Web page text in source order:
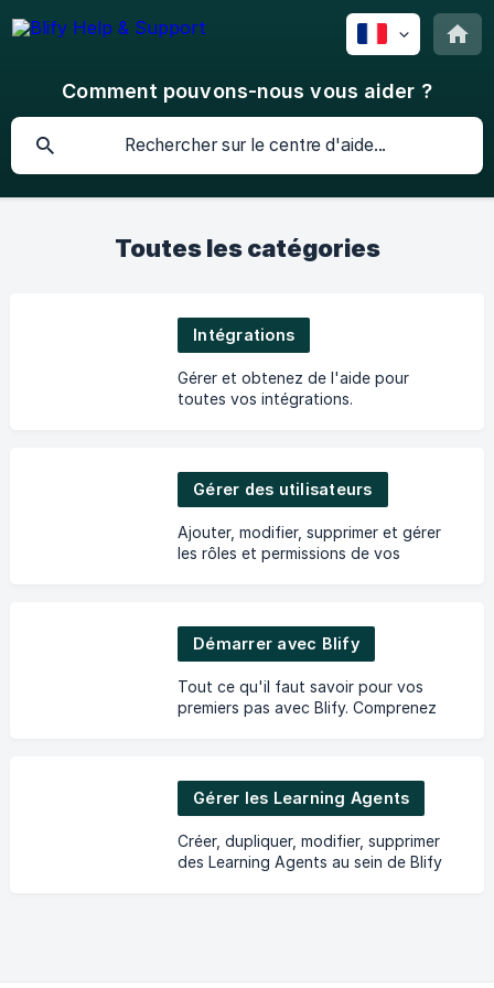
Comment pouvons-nous vous aider ?
Toutes les catégories
Intégrations
Gérer et obtenez de l'aide pour
toutes vos intégrations.
Gérer des utilisateurs
Ajouter, modifier, supprimer et gérer
les rôles et permissions de vos
Démarrer avec Blify
Tout ce qu'il faut savoir pour vos
premiers pas avec Blify. Comprenez
Gérer les Learning Agents
Créer, dupliquer, modifier, supprimer
des Learning Agents au sein de Blify